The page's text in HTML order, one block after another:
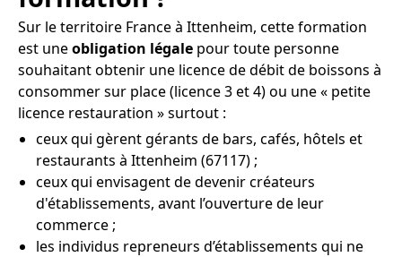
Sur le territoire France à Ittenheim, cette formation
est uneobligation légale pour toute personne
souhaitant obtenir une licence de débit de boissons à
consommer sur place (licence 3 et 4) ou une « petite
licence restauration » surtout :
ceux qui gèrent gérants de bars, cafés, hôtels et
restaurants à Ittenheim (67117) ;
ceux qui envisagent de devenir créateurs
d'établissements, avant l’ouverture de leur
commerce ;
les individus repreneurs d’établissements qui ne